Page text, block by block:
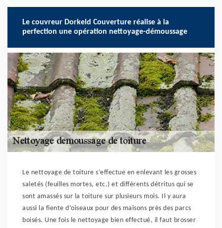
Le couvreur Dorkeld Couverture réalise à la
perfection une opération nettoyage-démoussage
Le nettoyage de toiture s’effectue en enlevant les grosses
saletés (feuilles mortes, etc.) et différents détritus qui se
sont amassés sur la toiture sur plusieurs mois. Il y aura
aussi la fiente d’oiseaux pour des maisons près des parcs
boisés. Une fois le nettoyage bien effectué, il faut brosser